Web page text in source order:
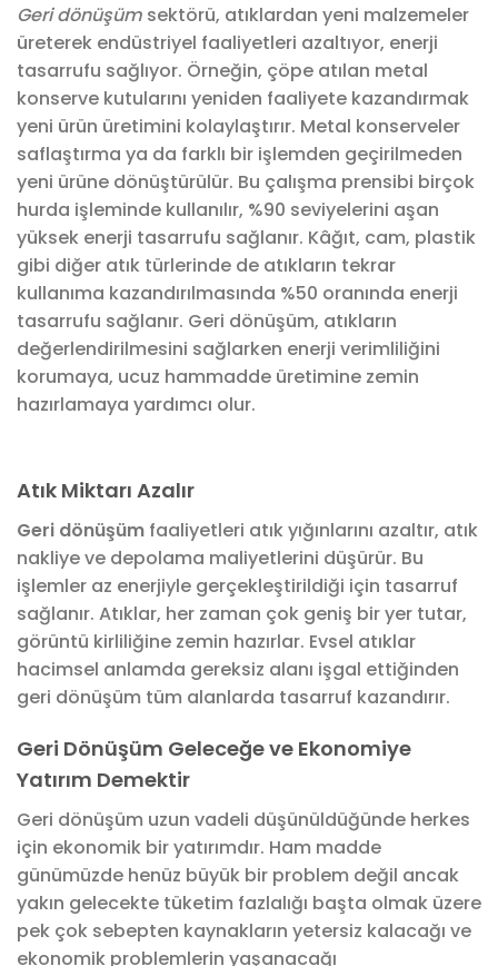
Geri dönüşüm sektörü, atıklardan yeni malzemeler
üreterek endüstriyel faaliyetleri azaltıyor, enerji
tasarrufu sağlıyor. Örneğin, çöpe atılan metal
konserve kutularını yeniden faaliyete kazandırmak
yeni ürün üretimini kolaylaştırır. Metal konserveler
saflaştırma ya da farklı bir işlemden geçirilmeden
yeni ürüne dönüştürülür. Bu çalışma prensibi birçok
hurda işleminde kullanılır, %90 seviyelerini aşan
yüksek enerji tasarrufu sağlanır. Kâğıt, cam, plastik
gibi diğer atık türlerinde de atıkların tekrar
kullanıma kazandırılmasında %50 oranında enerji
tasarrufu sağlanır. Geri dönüşüm, atıkların
değerlendirilmesini sağlarken enerji verimliliğini
korumaya, ucuz hammadde üretimine zemin
hazırlamaya yardımcı olur.
Atık Miktarı Azalır
Geri dönüşüm faaliyetleri atık yığınlarını azaltır, atık
nakliye ve depolama maliyetlerini düşürür. Bu
işlemler az enerjiyle gerçekleştirildiği için tasarruf
sağlanır. Atıklar, her zaman çok geniş bir yer tutar,
görüntü kirliliğine zemin hazırlar. Evsel atıklar
hacimsel anlamda gereksiz alanı işgal ettiğinden
geri dönüşüm tüm alanlarda tasarruf kazandırır.
Geri Dönüşüm Geleceğe ve Ekonomiye
Yatırım Demektir
Geri dönüşüm uzun vadeli düşünüldüğünde herkes
için ekonomik bir yatırımdır. Ham madde
günümüzde henüz büyük bir problem değil ancak
yakın gelecekte tüketim fazlalığı başta olmak üzere
pek çok sebepten kaynakların yetersiz kalacağı ve
ekonomik problemlerin yaşanacağı